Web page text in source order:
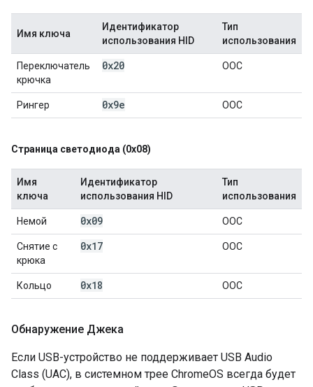
Имя ключа
Идентификатор
использования HID
Тип
использования
Переключатель
крючка
0x20 OOC
Рингер 0x9e OOC
Страница светодиода (0x08)
Имя
ключа
Идентификатор
использования HID
Тип
использования
Немой 0x09 OOC
Снятие с
крюка
0x17 OOC
Кольцо 0x18 OOC
Обнаружение Джека
Если USB-устройство не поддерживает USB Audio
Class (UAC), в системном трее ChromeOS всегда будет